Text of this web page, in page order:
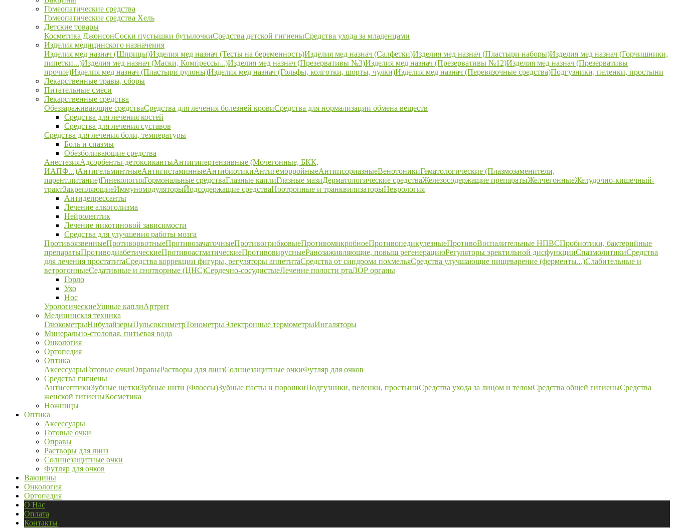
Гомеопатические средства
Гомеопатические средства Хель
Детские товары
Косметика ДжонсонСоски пустышки бутылочкиСредства детской гигиеныСредства ухода за младенцами
Изделия медицинского назначения
Изделия мед назнач (Шприцы)Изделия мед назнач (Тесты на беременность)Изделия мед назнач (Салфетки)Изделия мед назнач (Пластыри наборы)Изделия мед назнач (Горчишники,
пипетки...)Изделия мед назнач (Маски, Компрессы...)Изделия мед назнач (Презервативы №3)Изделия мед назнач (Презервативы №12)Изделия мед назнач (Презервативы
прочие)Изделия мед назнач (Пластыри рулоны)Изделия мед назнач (Гольфы, колготки, шорты, чулки)Изделия мед назнач (Перевязочные средства)Подгузники, пеленки, простыни
Лекарственные травы, сборы
Питательные смеси
Лекарственные средства
Обеззараживающие средстваСредства для лечения болезней кровиСредства для нормализации обмена веществ
Средства для лечения костей
Средства для лечения суставов
Средства для лечения боли, температуры
Боль и спазмы
Обезболивающие средства
АнестезияАдсорбенты-детоксикантыАнтигипертензивные (Мочегонные, БКК,
ИАПФ...)АнтигельминтныеАнтигистаминныеАнтибиотикиАнтигеморройныеАнтипсориазныеВенотоникиГематологические (Плазмозаменители,
парент.питание)ГинекологияГормональные средстваГлазные каплиГлазные мазиДерматологические средстваЖелезосодержащие препаратыЖелчегонныеЖелудочно-кишечный-
трактЗакрепляющиеИммуномодуляторыЙодсодержащие средстваНоотропные и транквилизаторыНеврология
Антидепрессанты
Лечение алкоголизма
Нейролептик
Лечение никотиновой зависимости
Средства для улучшения работы мозга
ПротивоязвенныеПротиворвотныеПротивозачаточныеПротивогрибковыеПротивомикробноеПротивопедикулезныеПротивоВоспалительные НПВСПробиотики, бактерийные
препаратыПротиводиабетическиеПротивоастматическиеПротивовирусныеРанозаживляющие, повыш регенерациюРегуляторы эректильной дисфункцииСпазмолитикиСредства
для лечения простатитаСредства коррекции фигуры, регуляторы аппетитаСредства от синдрома похмельяСредства улучшающие пищеварение (ферменты...)Слабительные и
ветрогонныеСедативные и снотворные (ЦНС)Сердечно-сосудистыеЛечение полости ртаЛОР органы
Горло
Ухо
Нос
УрологическиеУшные каплиАртрит
Медицинская техника
ГлюкометрыНибулайзерыПульсоксиметрТонометрыЭлектронные термометрыИнгаляторы
Минерально-столовая, питьевая вода
Онкология
Ортопедия
Оптика
АксессуарыГотовые очкиОправыРастворы для линзСолнцезащитные очкиФутляр для очков
Средства гигиены
АнтисептикиЗубные щеткиЗубные нити (Флоссы)Зубные пасты и порошкиПодгузники, пеленки, простыниСредства ухода за лицом и теломСредства общей гигиеныСредства
женской гигиеныКосметика
Ножницы
Оптика
Аксессуары
Готовые очки
Оправы
Растворы для линз
Солнцезащитные очки
Футляр для очков
Вакцины
Онкология
Ортопедия
О Нас
Оплата
Контакты